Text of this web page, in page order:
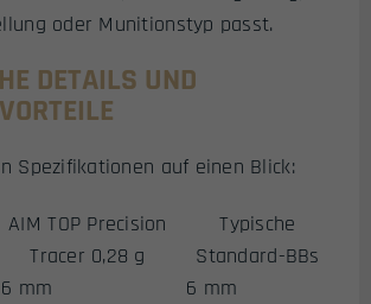
oder Munitionstyp passt.
DETAILS UND
Spezifikationen auf einen Blick:
AIM TOP Precision
Tracer 0,28 g
Typische
Standard-BBs
6 mm
6 mm